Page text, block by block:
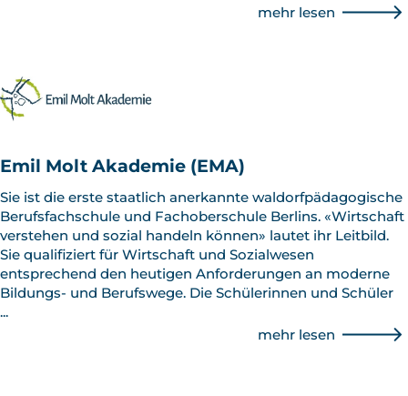
mehr lesen
Emil Molt Akademie (EMA)
Sie ist die erste staatlich anerkannte waldorfpädagogische
Berufsfachschule und Fachoberschule Berlins. «Wirtschaft
verstehen und sozial handeln können» lautet ihr Leitbild.
Sie qualifiziert für Wirtschaft und Sozialwesen
entsprechend den heutigen Anforderungen an moderne
Bildungs- und Berufswege. Die Schülerinnen und Schüler
...
mehr lesen